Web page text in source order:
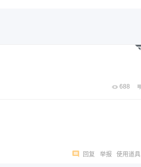
688
举报
使用道具
回复